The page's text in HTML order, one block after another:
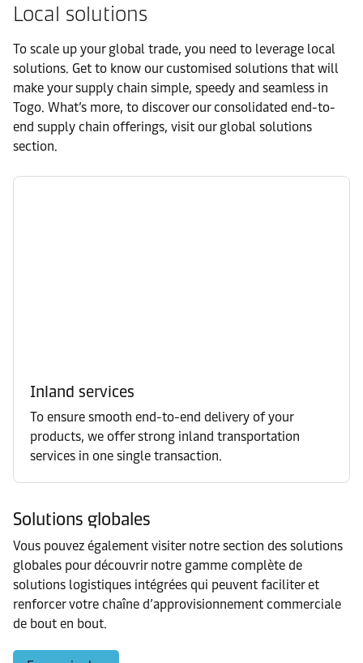
Local solutions
To scale up your global trade, you need to leverage local
solutions. Get to know our customised solutions that will
make your supply chain simple, speedy and seamless in
Togo. What’s more, to discover our consolidated end-to-
end supply chain offerings, visit our global solutions
section.
Inland services
To ensure smooth end-to-end delivery of your
products, we offer strong inland transportation
services in one single transaction.
Solutions globales
Vous pouvez également visiter notre section des solutions
globales pour découvrir notre gamme complète de
solutions logistiques intégrées qui peuvent faciliter et
renforcer votre chaîne d’approvisionnement commerciale
de bout en bout.